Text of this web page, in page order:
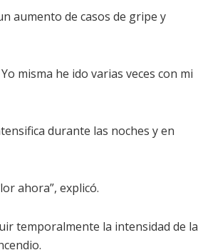
aumento de casos de gripe y
misma he ido varias veces con mi
durante las noches y en
ahora”, explicó.
temporalmente la intensidad de la